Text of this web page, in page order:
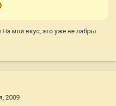
мой вкус, это уже не лабры..
2009